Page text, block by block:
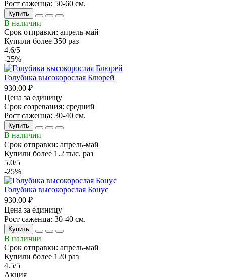
Рост саженца: 50-60 см.
Купить
В наличии
Срок отправки: апрель-май
Купили более 350 раз
4.6/5
-25%
Голубика высокорослая Блюрей
930.00 ₽
Цена за единицу
Срок созревания: средний
Рост саженца: 30-40 см.
Купить
В наличии
Срок отправки: апрель-май
Купили более 1.2 тыс. раз
5.0/5
-25%
Голубика высокорослая Бонус
930.00 ₽
Цена за единицу
Рост саженца: 30-40 см.
Купить
В наличии
Срок отправки: апрель-май
Купили более 120 раз
4.5/5
Акция